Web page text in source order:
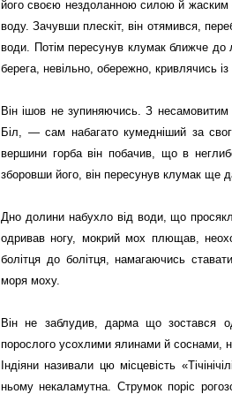
його своєю нездоланною силою й жаским
воду. Зачувши плескіт, він отямився,
води. Потім пересунув клумак ближче до
берега, невільно, обережно, кривлячись
Він ішов не зупиняючись. З
Біл, — сам набагато кумедніший за
вершини горба він побачив, що в
зборовши його, він пересунув клумак ще
Дно долини набухло від води, що
одривав ногу, мокрий мох плющав,
болітця до болітця, намагаючись
моря моху.
Він не заблудив, дарма що зостався
порослого усохлими ялинами й соснами,
Індіяни називали цю місцевість
ньому некаламутна. Струмок поріс